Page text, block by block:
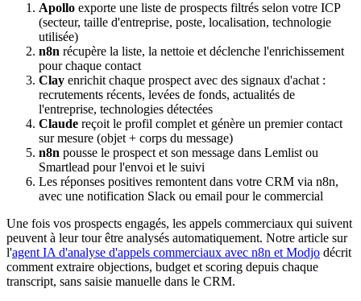
Apollo exporte une liste de prospects filtrés selon votre ICP
(secteur, taille d'entreprise, poste, localisation, technologie
utilisée)
n8n récupère la liste, la nettoie et déclenche l'enrichissement
pour chaque contact
Clay enrichit chaque prospect avec des signaux d'achat :
recrutements récents, levées de fonds, actualités de
l'entreprise, technologies détectées
Claude reçoit le profil complet et génère un premier contact
sur mesure (objet + corps du message)
n8n pousse le prospect et son message dans Lemlist ou
Smartlead pour l'envoi et le suivi
Les réponses positives remontent dans votre CRM via n8n,
avec une notification Slack ou email pour le commercial
Une fois vos prospects engagés, les appels commerciaux qui suivent
peuvent à leur tour être analysés automatiquement. Notre article sur
l'agent IA d'analyse d'appels commerciaux avec n8n et Modjo décrit
comment extraire objections, budget et scoring depuis chaque
transcript, sans saisie manuelle dans le CRM.